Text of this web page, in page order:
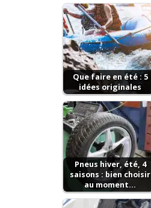
Que faire en été : 5
idées originales
Pneus hiver, été, 4
saisons : bien choisir
au moment…